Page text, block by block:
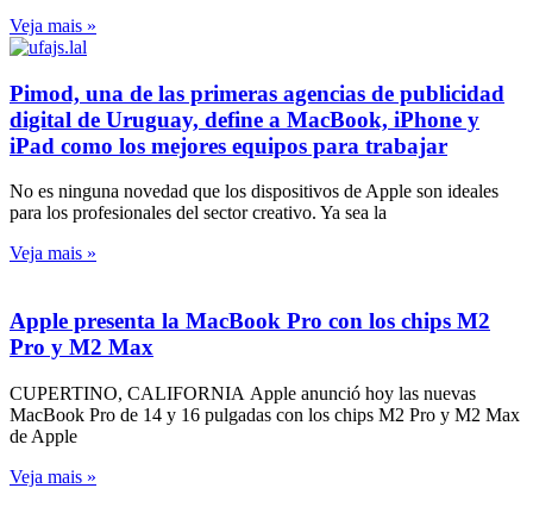
Veja mais »
Pimod, una de las primeras agencias de publicidad
digital de Uruguay, define a MacBook, iPhone y
iPad como los mejores equipos para trabajar
No es ninguna novedad que los dispositivos de Apple son ideales
para los profesionales del sector creativo. Ya sea la
Veja mais »
Apple presenta la MacBook Pro con los chips M2
Pro y M2 Max
CUPERTINO, CALIFORNIA Apple anunció hoy las nuevas
MacBook Pro de 14 y 16 pulgadas con los chips M2 Pro y M2 Max
de Apple
Veja mais »